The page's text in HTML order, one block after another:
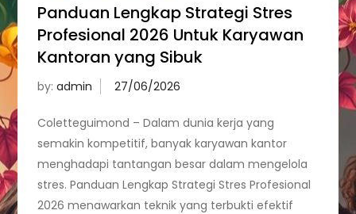
Panduan Lengkap Strategi Stres
Profesional 2026 Untuk Karyawan
Kantoran yang Sibuk
by:admin
Coletteguimond – Dalam dunia kerja yang
semakin kompetitif, banyak karyawan kantor
menghadapi tantangan besar dalam mengelola
stres. Panduan Lengkap Strategi Stres Profesional
2026 menawarkan teknik yang terbukti efektif